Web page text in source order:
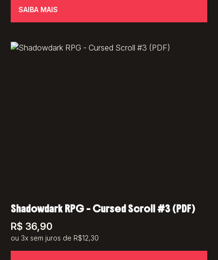
SAIBA MAIS
Shadowdark RPG – Cursed Scroll #3 (PDF)
R$ 36,90
ou 3x sem juros de R$12,30